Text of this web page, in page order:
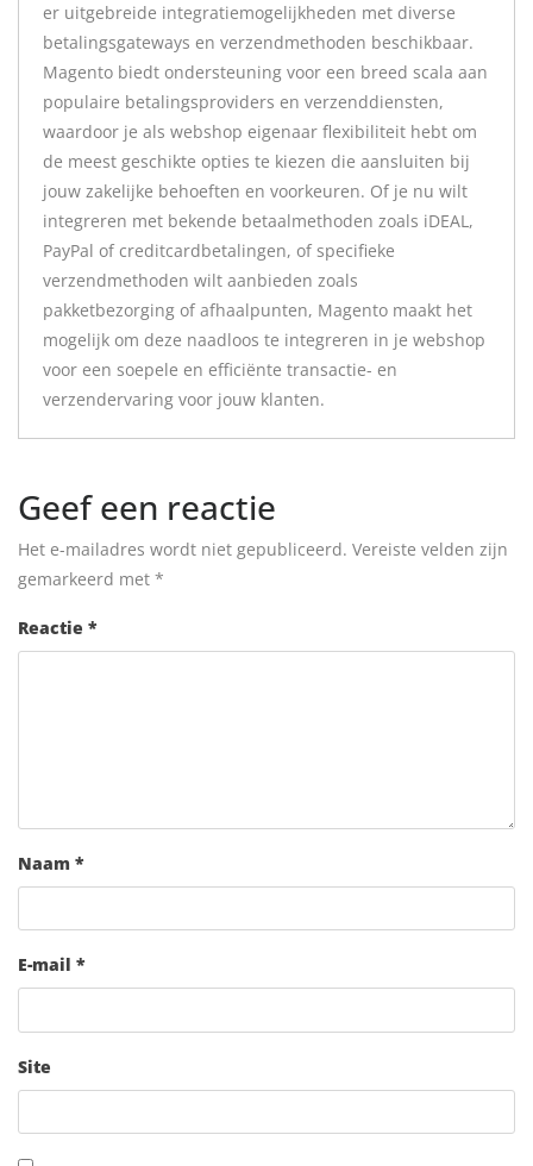
er uitgebreide integratiemogelijkheden met diverse
betalingsgateways en verzendmethoden beschikbaar.
Magento biedt ondersteuning voor een breed scala aan
populaire betalingsproviders en verzenddiensten,
waardoor je als webshop eigenaar flexibiliteit hebt om
de meest geschikte opties te kiezen die aansluiten bij
jouw zakelijke behoeften en voorkeuren. Of je nu wilt
integreren met bekende betaalmethoden zoals iDEAL,
PayPal of creditcardbetalingen, of specifieke
verzendmethoden wilt aanbieden zoals
pakketbezorging of afhaalpunten, Magento maakt het
mogelijk om deze naadloos te integreren in je webshop
voor een soepele en efficiënte transactie- en
verzendervaring voor jouw klanten.
Geef een reactie
Het e-mailadres wordt niet gepubliceerd. Vereiste velden zijn
gemarkeerd met *
Reactie *
Naam *
E-mail *
Site